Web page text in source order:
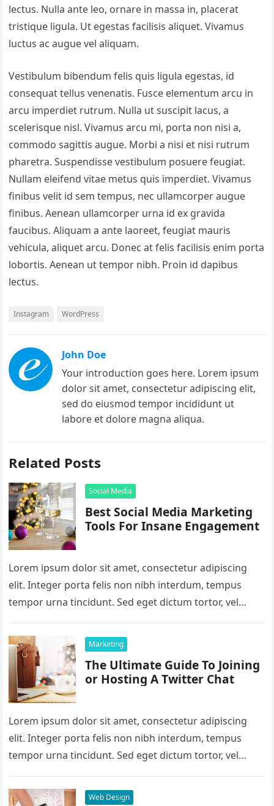
lectus. Nulla ante leo, ornare in massa in, placerat
tristique ligula. Ut egestas facilisis aliquet. Vivamus
luctus ac augue vel aliquam.
Vestibulum bibendum felis quis ligula egestas, id
consequat tellus venenatis. Fusce elementum arcu in
arcu imperdiet rutrum. Nulla ut suscipit lacus, a
scelerisque nisl. Vivamus arcu mi, porta non nisi a,
commodo sagittis augue. Morbi a nisi et nisi rutrum
pharetra. Suspendisse vestibulum posuere feugiat.
Nullam eleifend vitae metus quis imperdiet. Vivamus
finibus velit id sem tempus, nec ullamcorper augue
finibus. Aenean ullamcorper urna id ex gravida
faucibus. Aliquam a ante laoreet, feugiat mauris
vehicula, aliquet arcu. Donec at felis facilisis enim porta
lobortis. Aenean ut tempor nibh. Proin id dapibus
lectus.
Instagram WordPress
John Doe
Your introduction goes here. Lorem ipsum
dolor sit amet, consectetur adipiscing elit,
sed do eiusmod tempor incididunt ut
labore et dolore magna aliqua.
Related Posts
Social Media
Best Social Media Marketing
Tools For Insane Engagement
Lorem ipsum dolor sit amet, consectetur adipiscing
elit. Integer porta felis non nibh interdum, tempus
tempor urna tincidunt. Sed eget dictum tortor, vel
Marketing
The Ultimate Guide To Joining
or Hosting A Twitter Chat
Lorem ipsum dolor sit amet, consectetur adipiscing
elit. Integer porta felis non nibh interdum, tempus
tempor urna tincidunt. Sed eget dictum tortor, vel
Web Design